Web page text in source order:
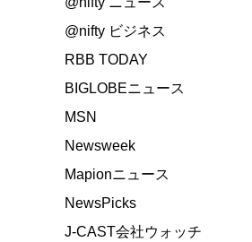
@nifty ビジネス
RBB TODAY
BIGLOBEニュース
MSN
Newsweek
Mapionニュース
NewsPicks
J-CAST会社ウォッチ